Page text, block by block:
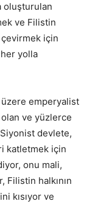
oluşturulan
ve Filistin
çevirmek için
yolla
üzere emperyalist
ve yüzlerce
devlete,
katletmek için
onu mali,
Filistin halkının
kısıyor ve